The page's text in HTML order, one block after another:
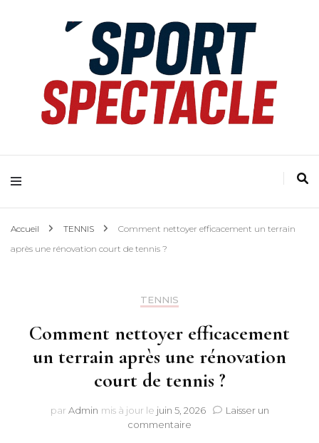
Accueil TENNIS
Comment nettoyer efficacement un terrain
après une rénovation court de tennis ?
TENNIS
Comment nettoyer efficacement
un terrain après une rénovation
court de tennis ?
par Admin mis à jour le juin 5, 2026
Laisser un
commentaire